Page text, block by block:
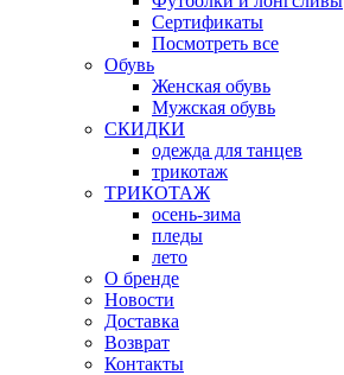
Сертификаты
Посмотреть все
Обувь
Женская обувь
Мужская обувь
СКИДКИ
одежда для танцев
трикотаж
ТРИКОТАЖ
осень-зима
пледы
лето
О бренде
Новости
Доставка
Возврат
Контакты